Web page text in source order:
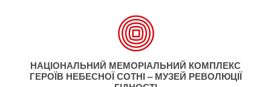
НАЦІОНАЛЬНИЙ МЕМОРІАЛЬНИЙ КОМПЛЕКС
ГЕРОЇВ НЕБЕСНОЇ СОТНІ – МУЗЕЙ РЕВОЛЮЦІЇ